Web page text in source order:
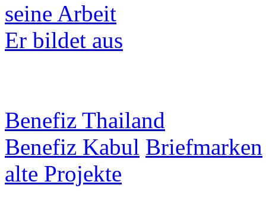
seine Arbeit
Er bildet aus
Benefiz Thailand
Benefiz Kabul Briefmarken
alte Projekte